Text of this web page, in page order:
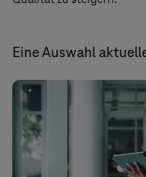
Eine Auswahl